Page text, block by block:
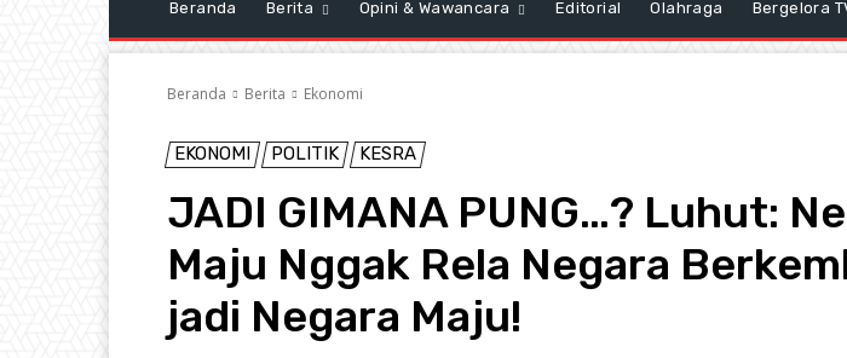
Beranda Berita Opini & Wawancara Editorial Olahraga Bergelora
Beranda Berita Ekonomi
EKONOMI POLITIK KESRA
JADI GIMANA PUNG…? Luhut:
Maju Nggak Rela Negara
jadi Negara Maju!